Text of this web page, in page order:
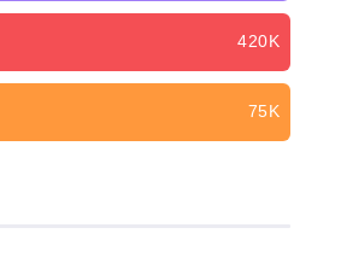
420K
75K